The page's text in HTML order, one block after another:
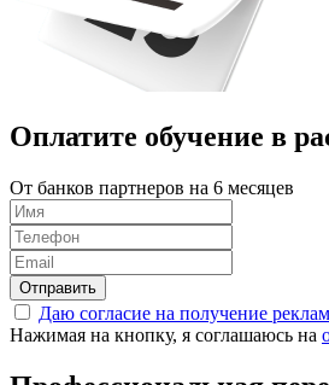
Оплатите обучение в
От банков партнеров на 6 месяцев
Отправить
Даю согласие на получение
Нажимая на кнопку, я соглашаюсь на